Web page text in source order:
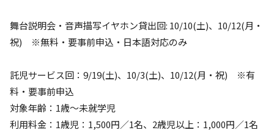
舞台説明会・音声描写イヤホン貸出回: 10/10(土)、10/12(月・
祝) ※無料・要事前申込・日本語対応のみ
託児サービス回：9/19(土)、10/3(土)、10/12(月・祝) ※有
料・要事前申込
対象年齢：1歳～未就学児
利用料金：1歳児：1,500円／1名、2歳児以上：1,000円／1名